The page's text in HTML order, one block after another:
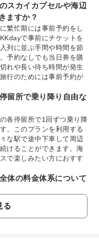
スカイカプセルや海辺
ますか？
繁忙期には事前予約をし
で事前にチケットを
列に並ぶ手間や時間を節
予約なしでも当日券を購
れや長い待ち時間が発生
行のためには事前予約が
留所で乗り降り自由な
各停留所で1回ずつ乗り降
。このプランを利用する
な駅で途中下車して周辺
けることができます。海
で楽しみたい方におすす
体の料金体系について
カイカプセルと海辺列車
されています。スカイカ
となり、海辺列車は区間
る